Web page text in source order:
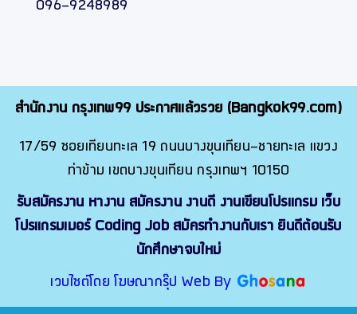
สำนักงาน กรุงเทพ99 ประกาศแล้วรวย (Bangkok99.com)
17/59 ซอยเทียนทะเล 19 ถนนบางขุนเทียน-ชายทะเล แขวง
ท่าข้าม เขตบางขุนเทียน กรุงเทพฯ 10150
รับสมัครงาน หางาน สมัครงาน งานดี งานเขียนโปรแกรม เว็บ
โปรแกรมเมอร์ Coding Job สมัครทำงานกับเรา ยินดีต้อนรับ
นักศึกษาจบใหม่
เวบไซต์โดย โฆษณากรุ๊ป Web By